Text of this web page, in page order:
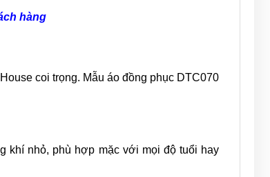
hàng
coi trọng. Mẫu áo đồng phục DTC070
khí nhỏ, phù hợp mặc với mọi độ tuổi hay